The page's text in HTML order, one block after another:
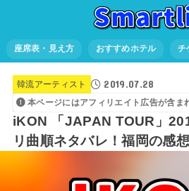
座席表・見え方 おすすめホテル チ
韓流アーティスト 2019.07.28
本ページにはアフィリエイト広告が含ま
iKON 「JAPAN TOUR」
リ曲順ネタバレ！福岡の感